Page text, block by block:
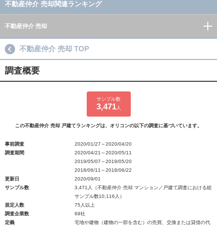
不動産仲介 売却関連ランキング
不動産仲介 売却
不動産仲介 売却 TOP
調査概要
サンプル数
3,471人
この不動産仲介 売却 戸建てランキングは、オリコンの以下の調査に基づいています。
事前調査
2020/01/27～2020/04/20
調査期間
2020/04/21～2020/05/11
2019/05/07～2019/05/20
2018/06/11～2018/06/22
更新日
2020/09/01
サンプル数
3,471人（不動産仲介 売却 マンション／戸建て調査における総
サンプル数10,116人）
規定人数
75人以上
調査企業数
69社
定義
宅地や建物（建物の一部を含む）の売買、交換または貸借の代